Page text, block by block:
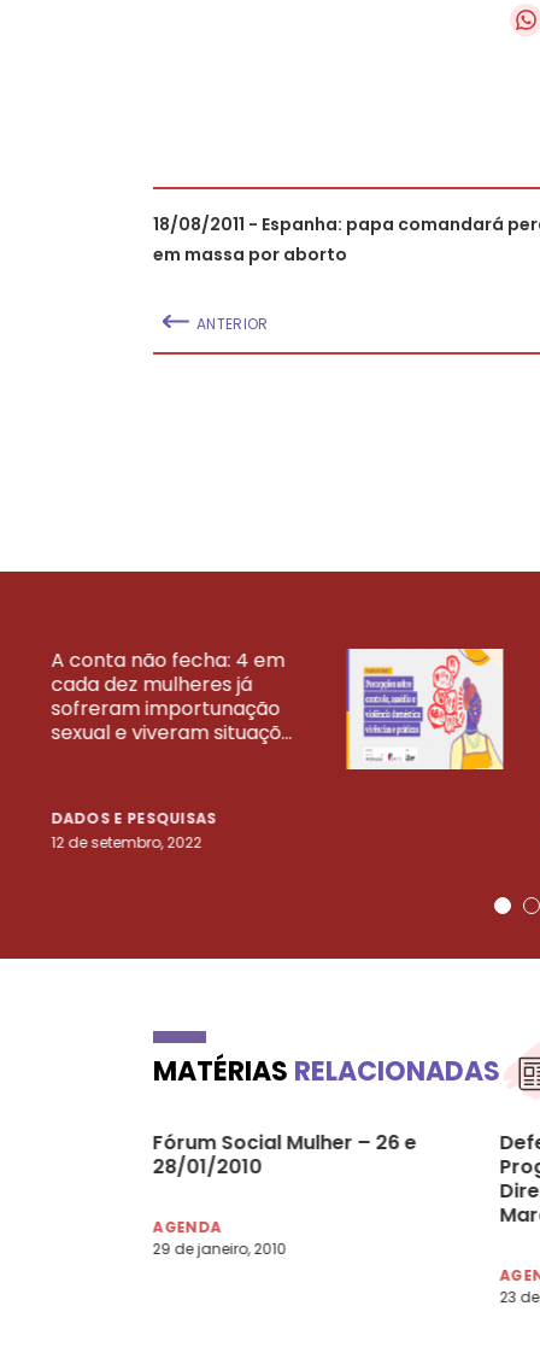
18/08/2011 - Espanha: papa comandará
em massa por aborto
ANTERIOR
A conta não fecha: 4 em
cada dez mulheres já
sofreram importunação
sexual e viveram situaçõ...
DADOS E PESQUISAS
12 de setembro, 2022
VEJA MAIS
MATÉRIAS RELACIONADAS
Fórum Social Mulher – 26 e
28/01/2010
AGENDA
29 de janeiro, 2010
23